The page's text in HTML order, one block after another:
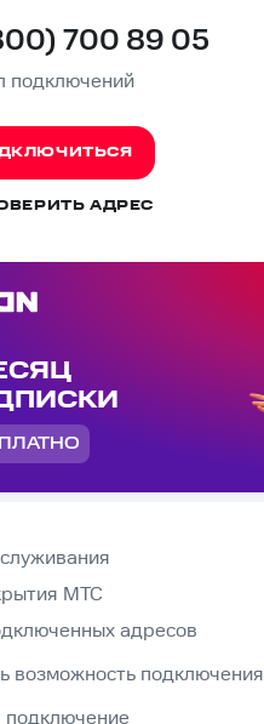
700 89 05
подключений
АДРЕС
МТС
адресов
возможность подключения
подключение